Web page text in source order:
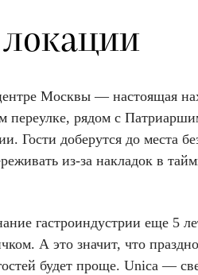
Москвы — настоящая
переулке, рядом с
Гости доберутся до места
из-за накладок в
гастроиндустрии еще 5
А это значит, что
будет проще. Unica —